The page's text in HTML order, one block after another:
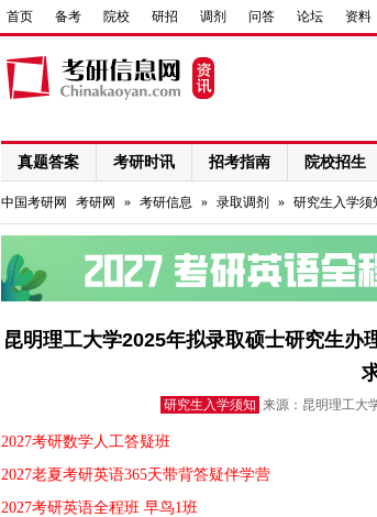
首页 备考 院校 研招 调剂 问答 论坛 资料
真题答案 考研时讯 招考指南 院校招生
网络课程
中国考研网 考研网 » 考研信息 » 录取调剂 » 研究生入学须
昆明理工大学2025年拟录取硕士研究生
研究生入学须知 来源：昆明理工大
2027考研数学人工答疑班
2027老夏考研英语365天带背答疑伴学营
2027考研英语全程班 早鸟1班